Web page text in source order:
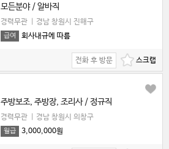
모든분야 / 알바직
경력무관 경남 창원시 진해구
급여 회사내규에 따름
전화 후 방문
주방보조, 주방장, 조리사 / 정규직
경력무관 경남 창원시 의창구
월급 3,000,000원